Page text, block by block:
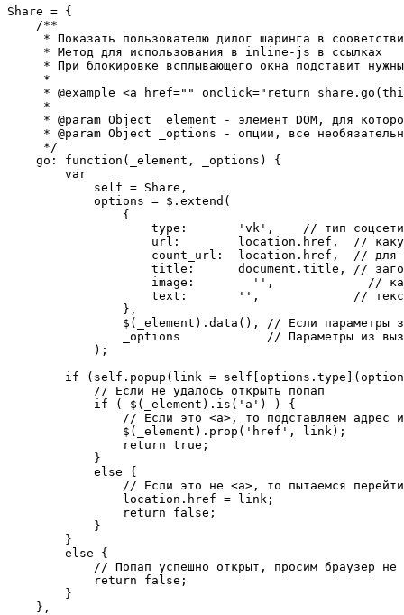
Share = {
    /**
* Показать пользователю дилог шаринга в
     * Метод для использования в inline-js в ссылках
* При блокировке всплывающего окна подставит
     *
* @example <a href="" onclick="return
     *
* @param Object _element - элемент DOM, для
* @param Object _options - опции, все
     */
    go: function(_element, _options) {
        var
            self = Share,
            options = $.extend(
                {
                    type:       'vk',    // тип соцсети
url:        location.href,  //
count_url:  location.href,  // для
title:      document.title, //
image:        '',             //
text:       '',             //
                },
$(_element).data(), // Если параметры
_options            // Параметры из
            );
if (self.popup(link =
            // Если не удалось открыть попап
            if ( $(_element).is('a') ) {
// Если это <a>, то подставляем адрес
                $(_element).prop('href', link);
                return true;
            }
            else {
// Если это не <a>, то пытаемся
                location.href = link;
                return false;
            }
        }
        else {
// Попап успешно открыт, просим браузер не
            return false;
        }
    },